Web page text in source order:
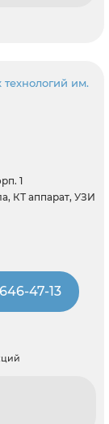
им.
1
КТ аппарат, УЗИ
47-13